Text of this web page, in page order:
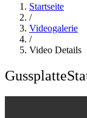
Startseite
/
Videogalerie
/
Video Details
Gussplatte